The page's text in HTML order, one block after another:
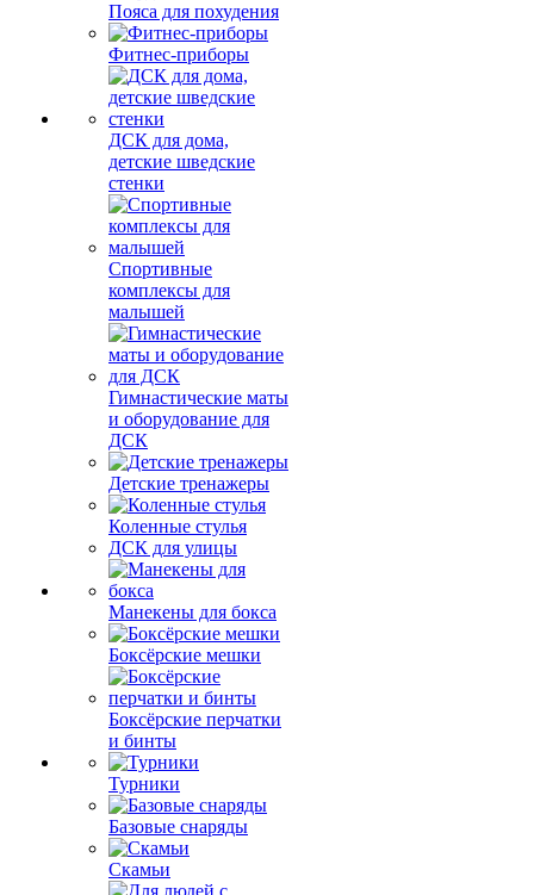
Пояса для похудения
Фитнес-приборы
ДСК для дома,
детские шведские
стенки
Спортивные
комплексы для
малышей
Гимнастические маты
и оборудование для
ДСК
Детские тренажеры
Коленные стулья
ДСК для улицы
Манекены для бокса
Боксёрские мешки
Боксёрские перчатки
и бинты
Турники
Базовые снаряды
Скамьи